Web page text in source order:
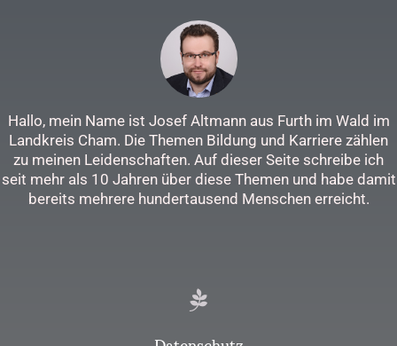
Hallo, mein Name ist Josef Altmann aus Furth im Wald im
Landkreis Cham. Die Themen Bildung und Karriere zählen
zu meinen Leidenschaften. Auf dieser Seite schreibe ich
seit mehr als 10 Jahren über diese Themen und habe damit
bereits mehrere hundertausend Menschen erreicht.